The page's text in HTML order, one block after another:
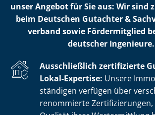
unser Angebot für Sie aus: Wir sind
beim Deutschen Gutachter &
ver­band sowie Fördermitglied
deutscher Ingenieure.
Ausschließlich zertifizierte
Lokal-Expertise: Unsere
stän­di­gen verfügen über
renommierte Zer­ti­fi­zie­run­gen,